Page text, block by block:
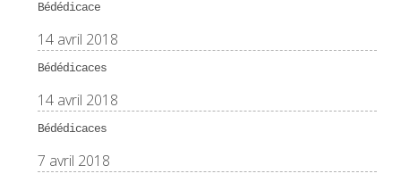
Bédédicace
14 avril 2018
Bédédicaces
14 avril 2018
Bédédicaces
7 avril 2018